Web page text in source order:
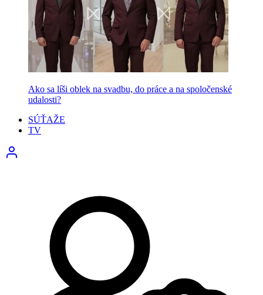
Ako sa líši oblek na svadbu, do práce a na spoločenské
udalosti?
SÚŤAŽE
TV